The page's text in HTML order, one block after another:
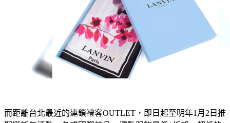
而距離台北最近的連鎖禮客OUTLET，即日起至明年1月2日推